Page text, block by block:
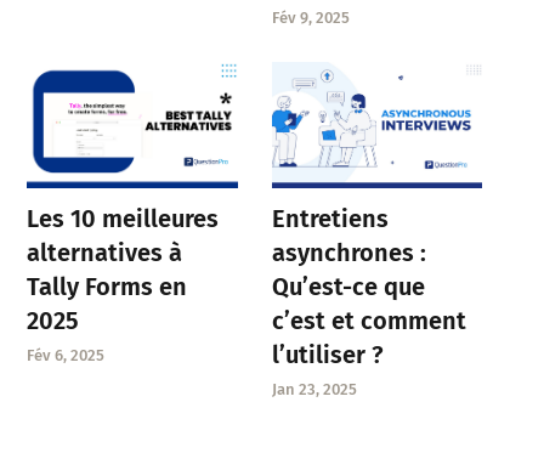
Fév 9, 2025
Les 10 meilleures
alternatives à
Tally Forms en
2025
Fév 6, 2025
Entretiens
asynchrones :
Qu’est-ce que
c’est et comment
l’utiliser ?
Jan 23, 2025